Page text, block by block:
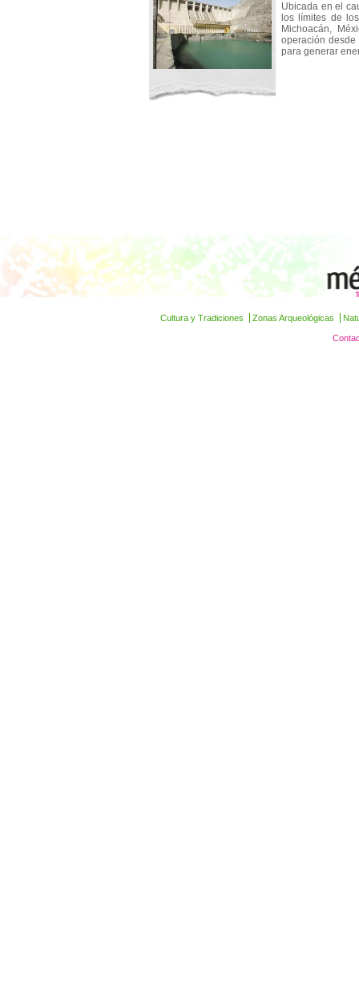
Ubicada en el
los límites de
Michoacán,
operación
para generar
Cultura y Tradiciones Zonas Arqueológicas